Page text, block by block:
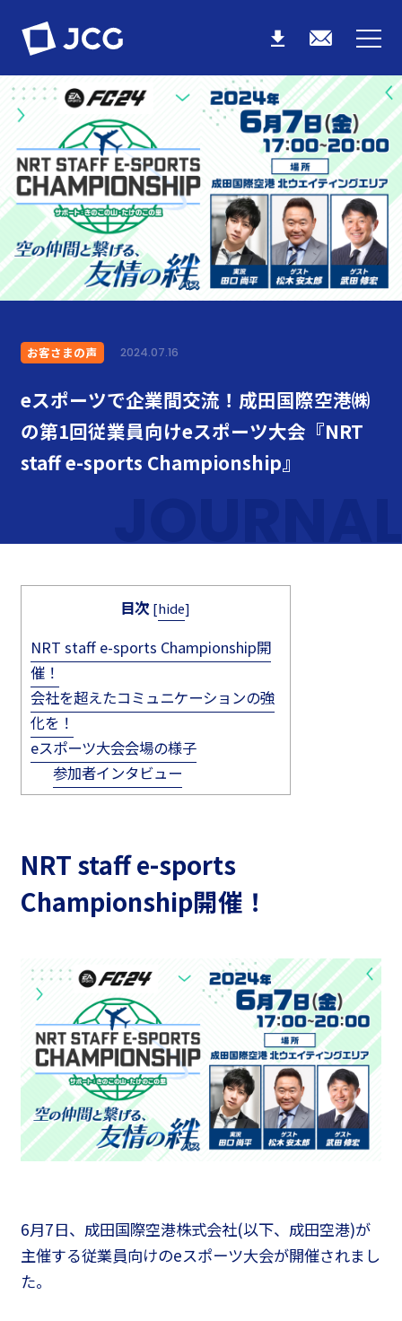
JOURNAL
お客さまの声 2024.07.16
eスポーツで企業間交流！成田国際空港㈱
の第1回従業員向けeスポーツ大会『NRT
staff e-sports Championship』
目次 [hide]
NRT staff e-sports Championship開
催！
会社を超えたコミュニケーションの強
化を！
eスポーツ大会会場の様子
参加者インタビュー
NRT staff e-sports
Championship開催！
6月7日、成田国際空港株式会社(以下、成田空港)が
主催する従業員向けのeスポーツ大会が開催されまし
た。